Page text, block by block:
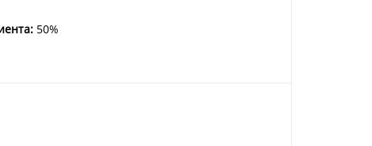
50%